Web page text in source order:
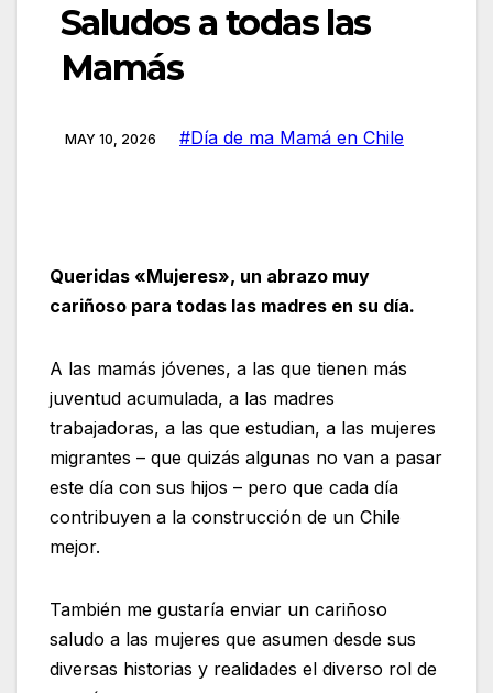
Saludos a todas las
Mamás
MAY 10, 2026 #Día de ma Mamá en Chile
Queridas «Mujeres», un abrazo muy
cariñoso para todas las madres en su día.
A las mamás jóvenes, a las que tienen más
juventud acumulada, a las madres
trabajadoras, a las que estudian, a las mujeres
migrantes – que quizás algunas no van a pasar
este día con sus hijos – pero que cada día
contribuyen a la construcción de un Chile
mejor.
También me gustaría enviar un cariñoso
saludo a las mujeres que asumen desde sus
diversas historias y realidades el diverso rol de